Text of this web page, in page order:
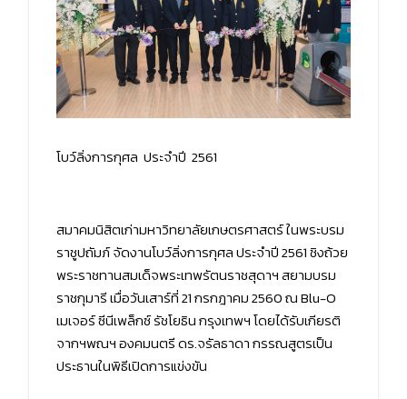
โบว์ลิ่งการกุศล ประจำปี 2561
สมาคมนิสิตเก่ามหาวิทยาลัยเกษตรศาสตร์ ในพระบรม
ราชูปถัมภ์ จัดงานโบว์ลิ่งการกุศล ประจำปี 2561 ชิงถ้วย
พระราชทานสมเด็จพระเทพรัตนราชสุดาฯ สยามบรม
ราชกุมารี เมื่อวันเสาร์ที่ 21 กรกฎาคม 2560 ณ Blu-O
เมเจอร์ ซีนีเพล็กซ์ รัชโยธิน กรุงเทพฯ โดยได้รับเกียรติ
จากฯพณฯ องคมนตรี ดร.จรัลธาดา กรรณสูตรเป็น
ประธานในพิธีเปิดการแข่งขัน